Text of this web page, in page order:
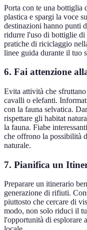
Porta con te una bottiglia
plastica e spargi la voce
destinazioni hanno punti
ridurre l'uso di bottiglie di
pratiche di riciclaggio
linee guida durante il tuo
6. Fai attenzione
Evita attività che
cavalli o elefanti.
con la fauna selvatica.
rispettare gli habitat
la fauna. Fiabe
che offrono la possibilità
naturale.
7. Pianifica un
Preparare un itinerario
generazione di rifiuti.
piuttosto che cercare di
modo, non solo riduci il
l'opportunità di esplorare